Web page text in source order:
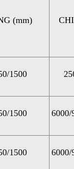
(mm)
1500
1500 6000/
1500 6000/